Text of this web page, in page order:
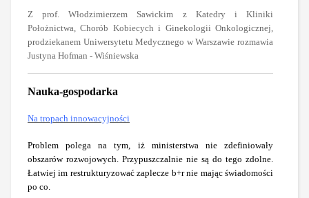
Z prof. Włodzimierzem Sawickim z Katedry i Kliniki
Położnictwa, Chorób Kobiecych i Ginekologii Onkologicznej,
prodziekanem Uniwersytetu Medycznego w Warszawie rozmawia
Justyna Hofman - Wiśniewska
Nauka-gospodarka
Na tropach innowacyjności
Problem polega na tym, iż ministerstwa nie zdefiniowały
obszarów rozwojowych. Przypuszczalnie nie są do tego zdolne.
Łatwiej im restrukturyzować zaplecze b+r nie mając świadomości
po co.